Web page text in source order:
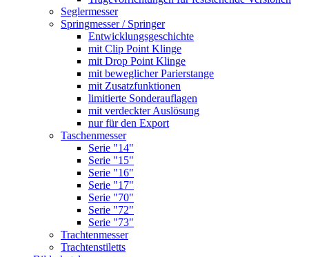
Seglermesser
Springmesser / Springer
Entwicklungsgeschichte
mit Clip Point Klinge
mit Drop Point Klinge
mit beweglicher Parierstange
mit Zusatzfunktionen
limitierte Sonderauflagen
mit verdeckter Auslösung
nur für den Export
Taschenmesser
Serie "14"
Serie "15"
Serie "16"
Serie "17"
Serie "70"
Serie "72"
Serie "73"
Trachtenmesser
Trachtenstiletts